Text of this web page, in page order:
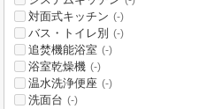
対面式キッチン (-)
バス・トイレ別 (-)
追焚機能浴室 (-)
浴室乾燥機 (-)
温水洗浄便座 (-)
洗面台 (-)